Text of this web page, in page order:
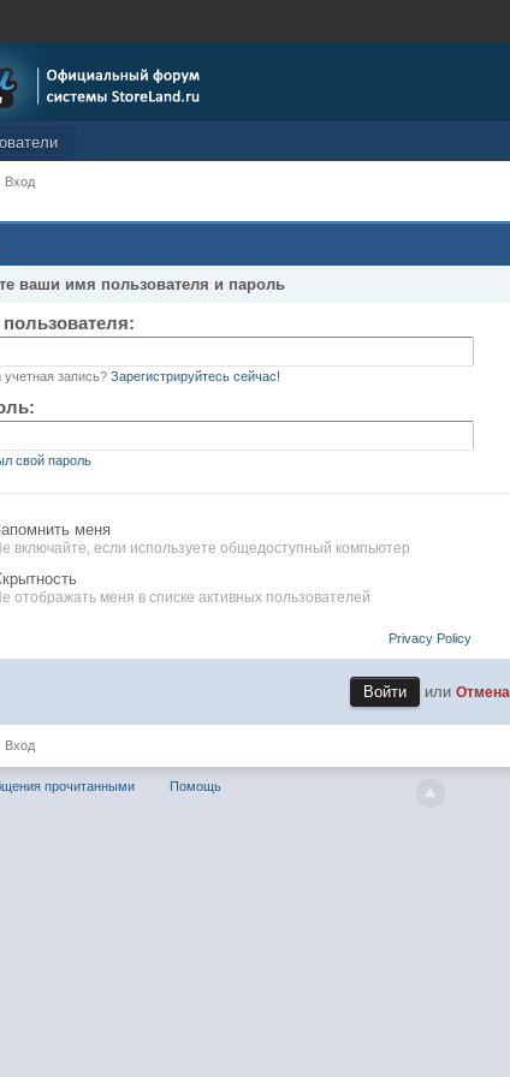
Вход
ваши имя пользователя и пароль
запись? Зарегистрируйтесь сейчас!
свой пароль
меня
включайте, если используете общедоступный компьютер
отображать меня в списке активных пользователей
Privacy Policy
илиОтмена
Вход
прочитанными Помощь